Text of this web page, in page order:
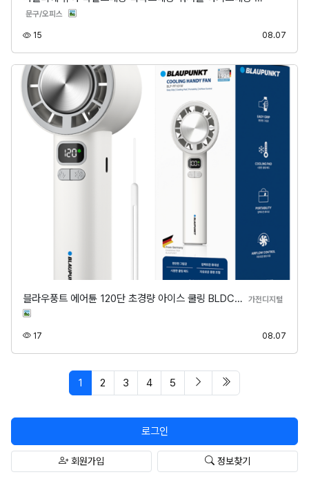
문구/오피스 분류
15 08.07
블라우풍트 에어튠 120단 초경량 아이스 쿨링 BLDC… 가전디지털
17 08.07
1 페이지 현재
2 3 4 5 다음 페이지
로그인
회원가입 정보찾기